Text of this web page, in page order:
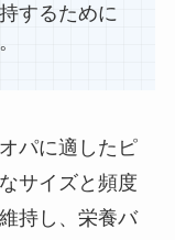
するために
パに適したピ
サイズと頻度
持し、栄養バ